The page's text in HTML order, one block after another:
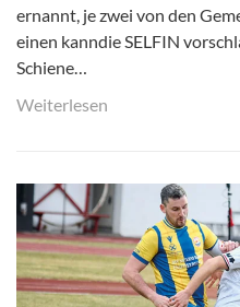
ernannt, je zwei von den
einen kanndie SELFIN
Schiene…
Weiterlesen